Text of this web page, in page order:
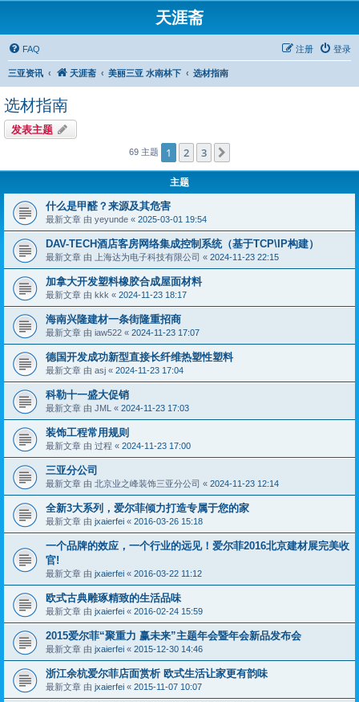
天涯斋
FAQ 登录
注册
三亚资讯 天涯斋 美丽三亚 水南林下 选材指南
选材指南
发表主题
69 主题 1 2 3
主题
什么是甲醛？来源及其危害
最新文章 由 yeyunde « 2025-03-01 19:54
DAV-TECH酒店客房网络集成控制系统（基于TCP\IP构建）
最新文章 由 上海达为电子科技有限公司 « 2024-11-23 22:15
加拿大开发塑料橡胶合成屋面材料
最新文章 由 kkk « 2024-11-23 18:17
海南兴隆建材一条街隆重招商
最新文章 由 iaw522 « 2024-11-23 17:07
德国开发成功新型直接长纤维热塑性塑料
最新文章 由 asj « 2024-11-23 17:04
科勒十一盛大促销
最新文章 由 JML « 2024-11-23 17:03
装饰工程常用规则
最新文章 由 过程 « 2024-11-23 17:00
三亚分公司
最新文章 由 北京业之峰装饰三亚分公司 « 2024-11-23 12:14
全新3大系列，爱尔菲倾力打造专属于您的家
最新文章 由 jxaierfei « 2016-03-26 15:18
一个品牌的效应，一个行业的远见！爱尔菲2016北京建材展完美收
官!
最新文章 由 jxaierfei « 2016-03-22 11:12
欧式古典雕琢精致的生活品味
最新文章 由 jxaierfei « 2016-02-24 15:59
2015爱尔菲“聚重力 赢未来”主题年会暨年会新品发布会
最新文章 由 jxaierfei « 2015-12-30 14:46
浙江余杭爱尔菲店面赏析 欧式生活让家更有韵味
最新文章 由 jxaierfei « 2015-11-07 10:07